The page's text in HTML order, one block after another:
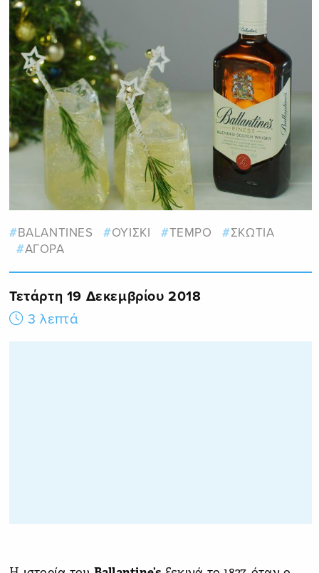
BALANTINES ΟΥΙΣΚΙ TEMPO
ΣΚΩΤΙΑ
ΑΓΟΡΑ
Τετάρτη 19 Δεκεμβρίου 2018
3 λεπτά